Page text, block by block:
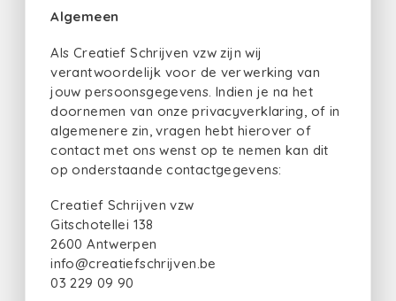
Algemeen
Als Creatief Schrijven vzw zijn wij
verantwoordelijk voor de verwerking van
jouw persoonsgegevens. Indien je na het
doornemen van onze privacyverklaring, of in
algemenere zin, vragen hebt hierover of
contact met ons wenst op te nemen kan dit
op onderstaande contactgegevens:
Creatief Schrijven vzw
Gitschotellei 138
2600 Antwerpen
info@creatiefschrijven.be
03 229 09 90